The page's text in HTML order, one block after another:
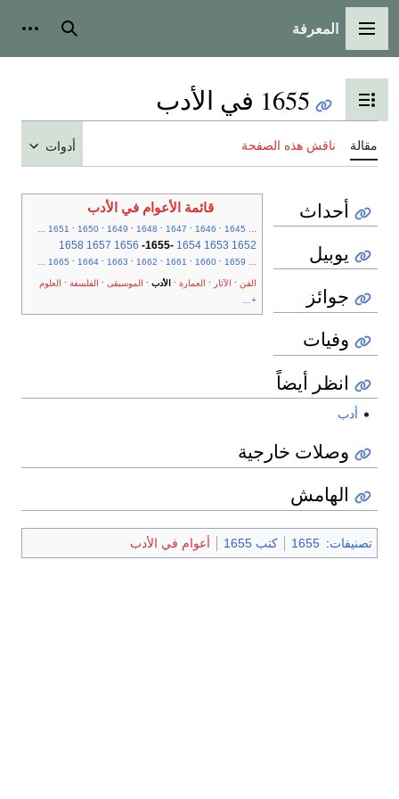
القائمة الرئيسية
المعرفة بحث
تبديل عرض جدول المحتويات
1655 في الأدب
مقالة ناقش هذه الصفحة أدوات
قائمة الأعوام في الأدب
...
1645
1646
1647
1648
1649
1650
1651
...
1652
1653
1654
-
1655
-
1656
1657
1658
...
1659
1660
1661
1662
1663
1664
1665
...
الفن الآثار العمارة الأدب الموسيقى الفلسفة
العلوم
+...
أحداث
يوبيل
جوائز
وفيات
انظر أيضاً
أدب
وصلات خارجية
الهامش
تصنيفات:
1655 كتب 1655 أعوام في الأدب